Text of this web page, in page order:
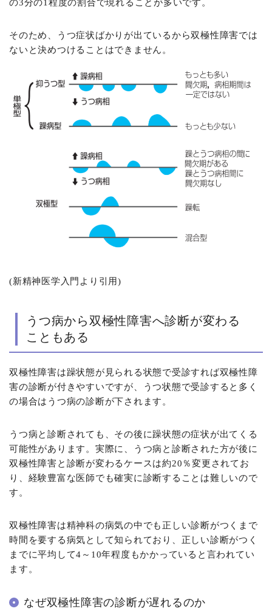
の3分の1程度の割合で現れることが多いです。
そのため、うつ症状ばかりが出ているから双極性障害では
ないと決めつけることはできません。
(新精神医学入門より引用)
うつ病から双極性障害へ診断が変わる
こともある
双極性障害は躁状態が見られる状態で受診すれば双極性障
害の診断が付きやすいですが、うつ状態で受診すると多く
の場合はうつ病の診断が下されます。
うつ病と診断されても、その後に躁状態の症状が出てくる
可能性があります。実際に、うつ病と診断された方が後に
双極性障害と診断が変わるケースは約20％変更されてお
り、経験豊富な医師でも確実に診断することは難しいので
す。
双極性障害は精神科の病気の中でも正しい診断がつくまで
時間を要する病気として知られており、正しい診断がつく
までに平均して4～10年程度もかかっていると言われてい
ます。
なぜ双極性障害の診断が遅れるのか